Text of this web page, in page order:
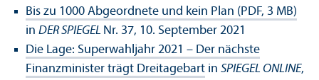
Bis zu 1000 Abgeordnete und kein Plan (PDF, 3 MB)
in DER SPIEGEL Nr. 37, 10. September 2021
Die Lage: Superwahljahr 2021 – Der nächste
Finanzminister trägt Dreitagebart in SPIEGEL ONLINE,